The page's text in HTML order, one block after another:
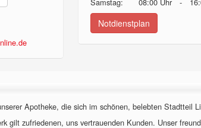
Samstag:
08:00 Uhr -
Notdienstplan
Apotheke, die sich im schönen, belebten Stadtteil
gilt zufriedenen, uns vertrauenden Kunden. Unser